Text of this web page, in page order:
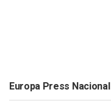
Europa Press Nacional